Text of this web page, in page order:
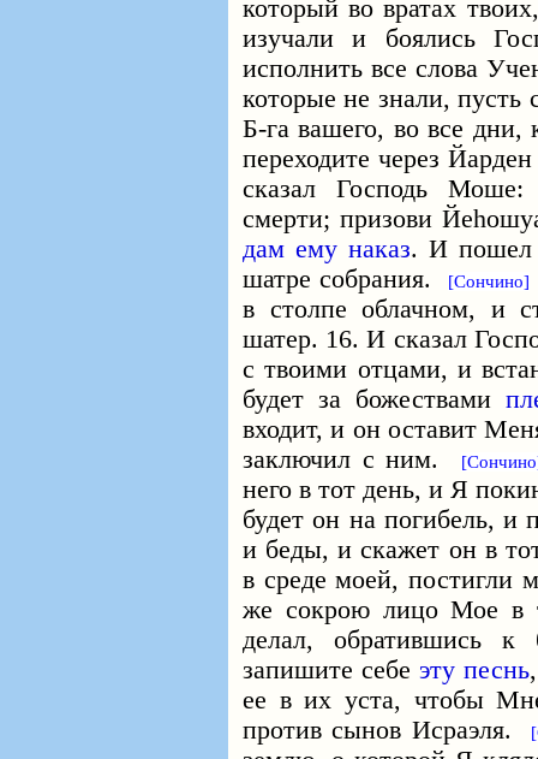
который во вратах
изучали и боялись
исполнить все слова
которые не знали, пусть
Б-га вашего, во все дни,
переходите через
сказал Господь
смерти; призови
дам ему наказ. И пошел
шатре собрания.
[Сончино]
в столпе облачном, и
шатер. 16. И сказал
с твоими отцами, и
будет за божествами
входит, и он оставит
заключил с ним.
него в тот день, и Я
будет он на погибель, и
и беды, и скажет он в
в среде моей, постигли
же сокрою лицо Мое в
делал, обратившись
запишите себеэту песнь
ее в их уста, чтобы
против сынов Исраэля.